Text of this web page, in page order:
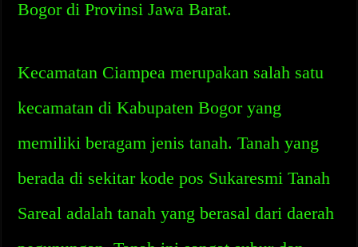
Bogor di Provinsi Jawa Barat.
Kecamatan Ciampea merupakan salah satu
kecamatan di Kabupaten Bogor yang
memiliki beragam jenis tanah. Tanah yang
berada di sekitar kode pos Sukaresmi Tanah
Sareal adalah tanah yang berasal dari daerah